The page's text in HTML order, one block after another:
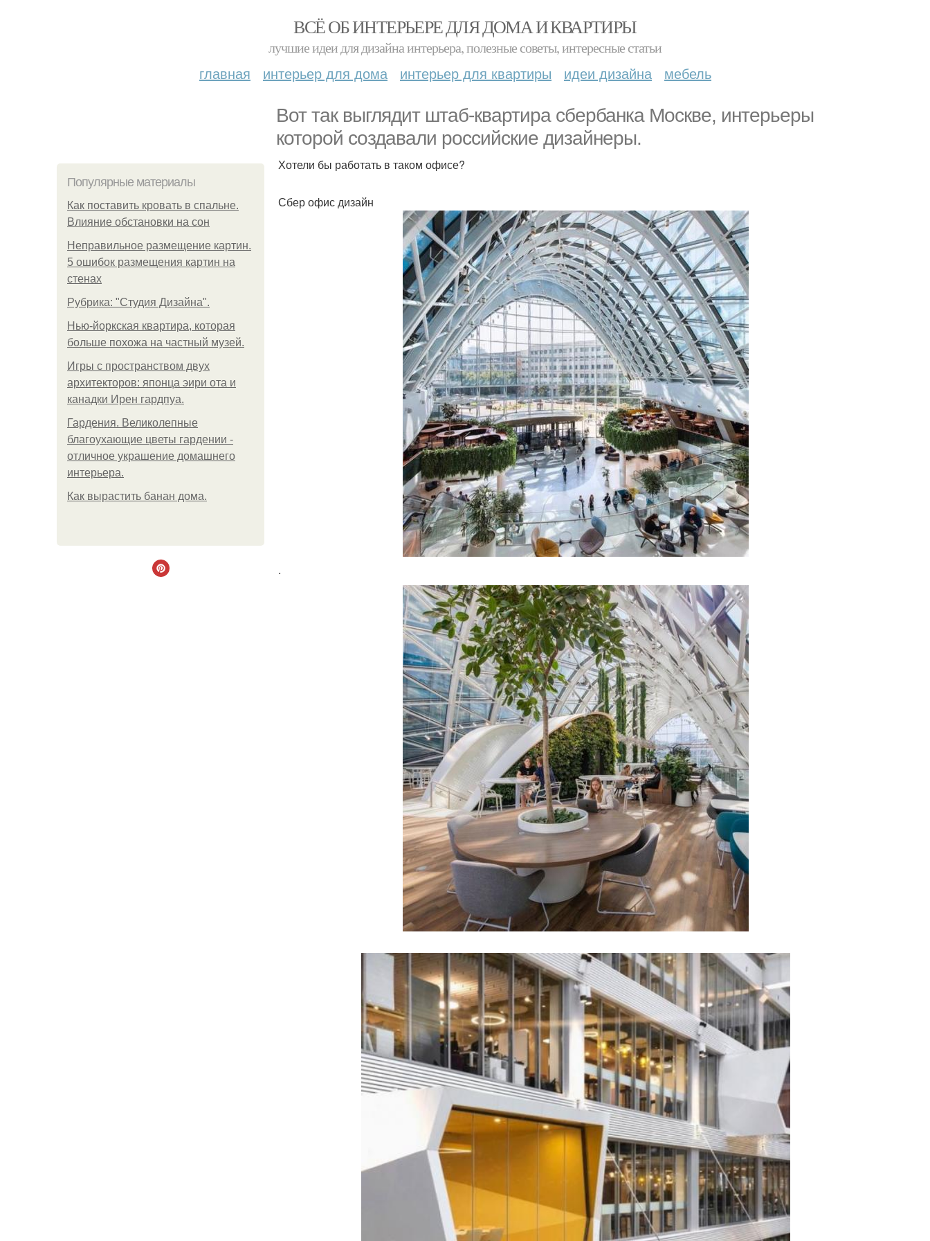
ВСЁ ОБ ИНТЕРЬЕРЕ ДЛЯ ДОМА И КВАРТИРЫ
лучшие идеи для дизайна интерьера, полезные советы, интересные статьи
главная интерьер для дома интерьер для квартиры идеи дизайна мебель
Вот так выглядит штаб-квартира сбербанка Москве, интерьеры
которой создавали российские дизайнеры.
Популярные материалы
Как поставить кровать в спальне.
Влияние обстановки на сон
Неправильное размещение картин.
5 ошибок размещения картин на
стенах
Рубрика: "Студия Дизайна".
Нью-йоркская квартира, которая
больше похожа на частный музей.
Игры с пространством двух
архитекторов: японца эири ота и
канадки Ирен гардпуа.
Гардения. Великолепные
благоухающие цветы гардении -
отличное украшение домашнего
интерьера.
Как вырастить банан дома.
Хотели бы работать в таком офисе?
Сбер офис дизайн
.